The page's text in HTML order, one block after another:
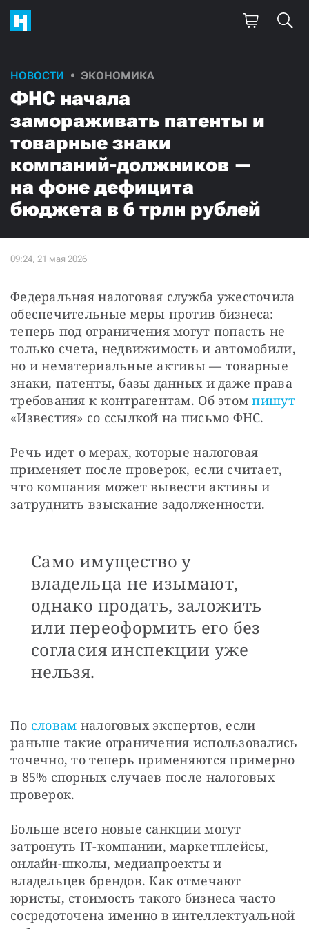
НОВОСТИ ЭКОНОМИКА
ФНС начала
замораживать патенты и
товарные знаки
компаний-должников —
на фоне дефицита
бюджета в 6 трлн рублей
Федеральная налоговая служба ужесточила
обеспечительные меры против бизнеса:
теперь под ограничения могут попасть не
только счета, недвижимость и автомобили,
но и нематериальные активы — товарные
знаки, патенты, базы данных и даже права
требования к контрагентам. Об этом пишут
«Известия» со ссылкой на письмо ФНС.
Речь идет о мерах, которые налоговая
применяет после проверок, если считает,
что компания может вывести активы и
затруднить взыскание задолженности.
Само имущество у
владельца не изымают,
однако продать, заложить
или переоформить его без
согласия инспекции уже
нельзя.
По словам налоговых экспертов, если
раньше такие ограничения использовались
точечно, то теперь применяются примерно
в 85% спорных случаев после налоговых
проверок.
Больше всего новые санкции могут
затронуть IT-компании, маркетплейсы,
онлайн-школы, медиапроекты и
владельцев брендов. Как отмечают
юристы, стоимость такого бизнеса часто
сосредоточена именно в интеллектуальной